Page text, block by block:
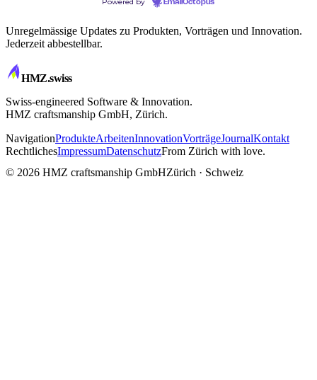
EmailOctopus
Unregelmässige Updates zu Produkten, Vorträgen und Innovation.
Jederzeit abbestellbar.
HMZ.swiss
Swiss-engineered Software & Innovation.
HMZ craftsmanship GmbH, Zürich.
NavigationProdukteArbeitenInnovationVorträgeJournalKontakt
RechtlichesImpressumDatenschutzFrom Zürich with love.
© 2026 HMZ craftsmanship GmbHZürich · Schweiz